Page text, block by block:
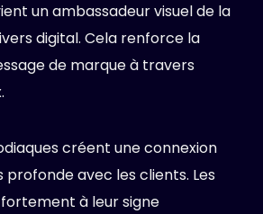
un ambassadeur visuel de la
digital. Cela renforce la
de marque à travers
créent une connexion
avec les clients. Les
à leur signe